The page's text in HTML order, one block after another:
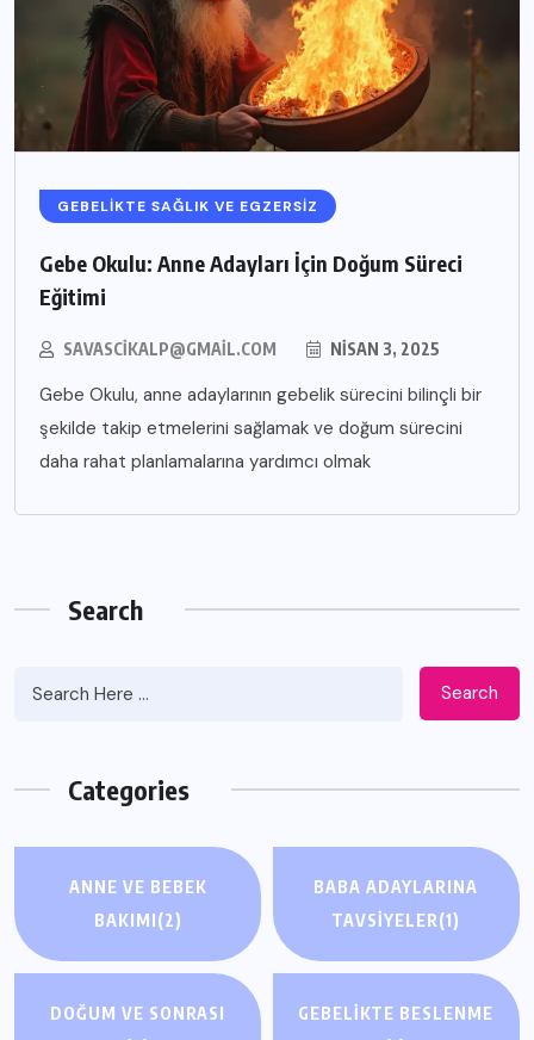
GEBELIKTE SAĞLIK VE EGZERSIZ
Gebe Okulu: Anne Adayları İçin Doğum Süreci
Eğitimi
SAVASCIKALP@GMAIL.COM NISAN 3, 2025
Gebe Okulu, anne adaylarının gebelik sürecini bilinçli bir
şekilde takip etmelerini sağlamak ve doğum sürecini
daha rahat planlamalarına yardımcı olmak
Search
Search
Categories
ANNE VE BEBEK
BAKIMI(2)
BABA ADAYLARINA
TAVSIYELER(1)
DOĞUM VE SONRASI
GEBELIKTE BESLENME